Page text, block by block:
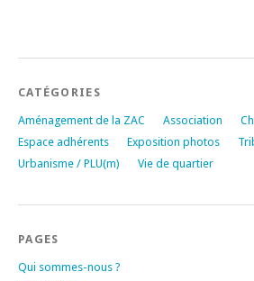
CATÉGORIES
Aménagement de la ZAC Association
Espace adhérents
Exposition photos
Urbanisme / PLU(m)
Vie de quartier
PAGES
Qui sommes-nous ?